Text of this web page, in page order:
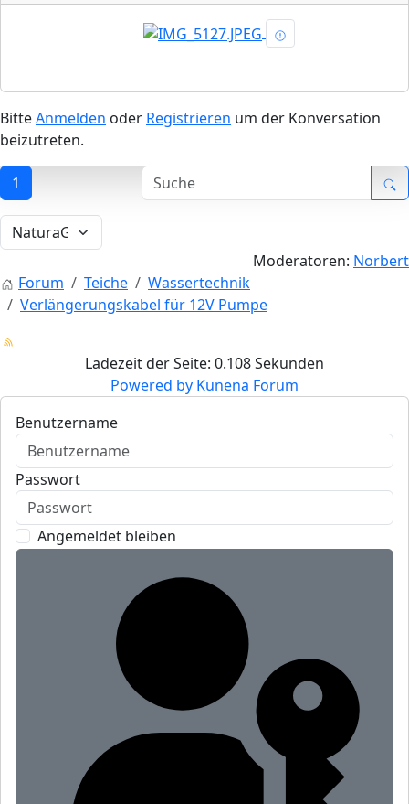
BitteAnmelden oder Registrieren um der Konversation
beizutreten.
1
Moderatoren: Norbert
Forum
Teiche
Wassertechnik
Verlängerungskabel für 12V Pumpe
Ladezeit der Seite: 0.108 Sekunden
Powered by Kunena Forum
Benutzername
Passwort
Angemeldet bleiben